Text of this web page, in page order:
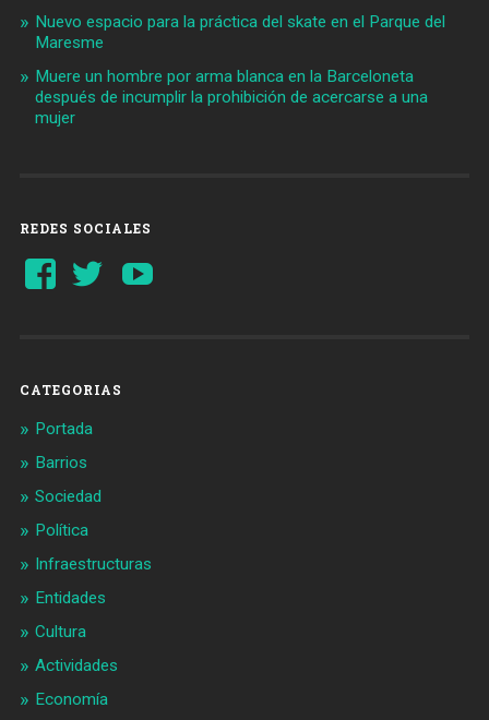
Nuevo espacio para la práctica del skate en el Parque del
Maresme
Muere un hombre por arma blanca en la Barceloneta
después de incumplir la prohibición de acercarse a una
mujer
REDES SOCIALES
Ver
perfil
Ver
perfil
CATEGORIAS
Portada
Barrios
Sociedad
Política
Infraestructuras
Entidades
Cultura
Actividades
Economía